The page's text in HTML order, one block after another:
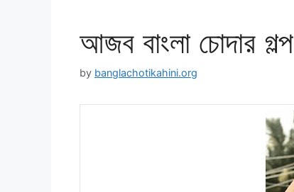
আজব বাংলা চোদার গল্প
by banglachotikahini.org